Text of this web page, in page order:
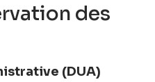
des
(DUA)